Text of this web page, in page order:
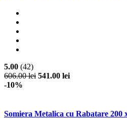
5.00 (42)
606.00 lei 541.00 lei
-10%
Somiera Metalica cu Rabatare 200